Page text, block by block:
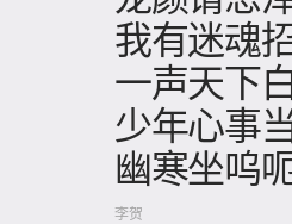
我有迷魂
一声天下白
少年心事
幽寒坐呜呃
李贺